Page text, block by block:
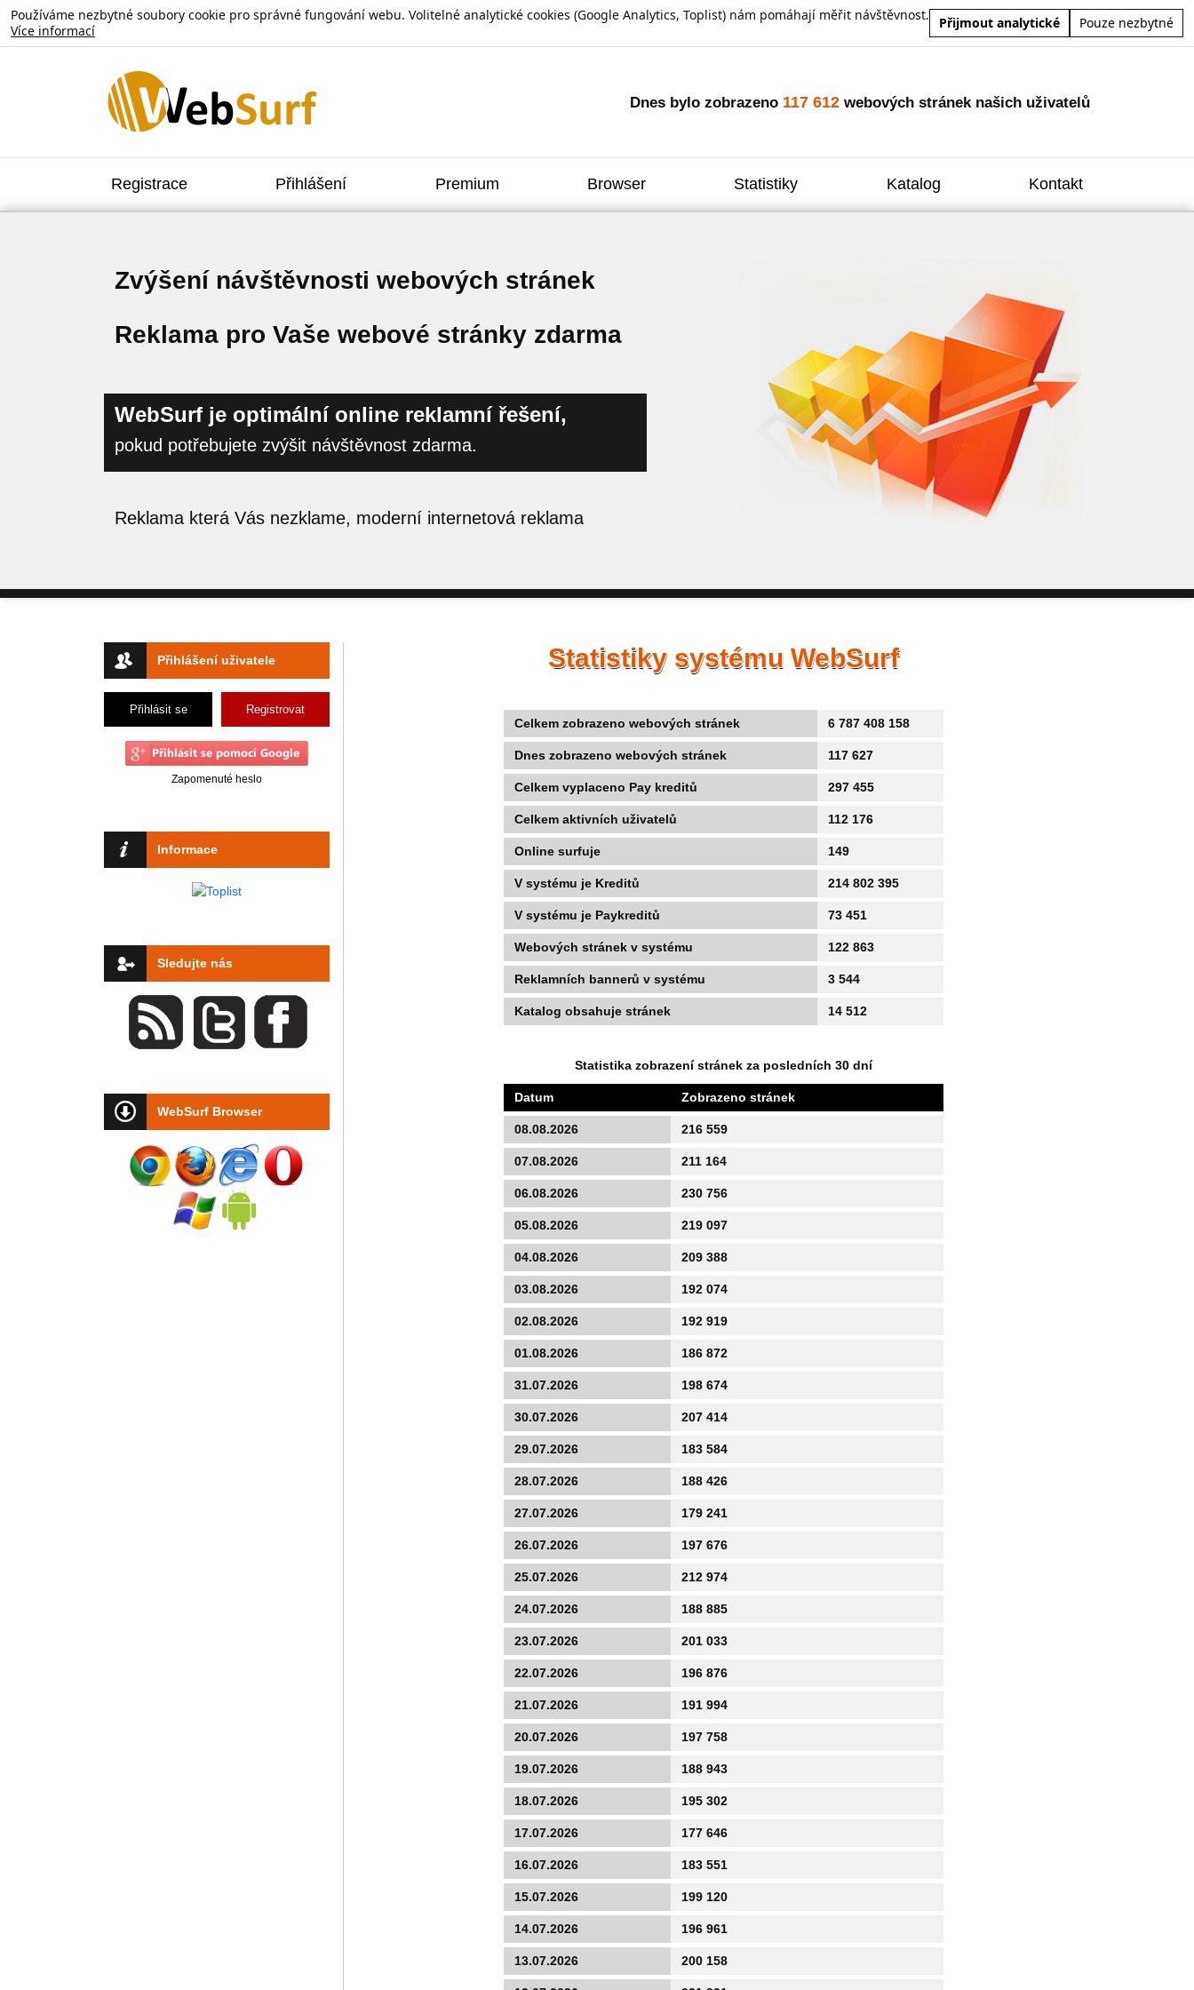
Používáme nezbytné soubory cookie pro správné fungování webu. Volitelné analytické cookies (Google Analytics, Toplist) nám pomáhají měřit návštěvnost.
Více informací
Přijmout analytické Pouze nezbytné
Dnes bylo zobrazeno 117 612 webových stránek našich uživatelů
Registrace Přihlášení Premium Browser Statistiky Katalog Kontakt
Zvýšení návštěvnosti webových stránek
Reklama pro Vaše webové stránky zdarma
WebSurf je optimální online reklamní řešení,
pokud potřebujete zvýšit návštěvnost zdarma.
Reklama která Vás nezklame, moderní internetová reklama
Přihlášení uživatele
Přihlásit se Registrovat
Zapomenuté heslo
Informace
Sledujte nás
WebSurf Browser
Statistiky systému WebSurf
Celkem zobrazeno webových stránek 6 787 408 158
Dnes zobrazeno webových stránek 117 627
Celkem vyplaceno Pay kreditů 297 455
Celkem aktivních uživatelů 112 176
Online surfuje 149
V systému je Kreditů 214 802 395
V systému je Paykreditů 73 451
Webových stránek v systému 122 863
Reklamních bannerů v systému 3 544
Katalog obsahuje stránek 14 512
Statistika zobrazení stránek za posledních 30 dní
Datum Zobrazeno stránek
08.08.2026 216 559
07.08.2026 211 164
06.08.2026 230 756
05.08.2026 219 097
04.08.2026 209 388
03.08.2026 192 074
02.08.2026 192 919
01.08.2026 186 872
31.07.2026 198 674
30.07.2026 207 414
29.07.2026 183 584
28.07.2026 188 426
27.07.2026 179 241
26.07.2026 197 676
25.07.2026 212 974
24.07.2026 188 885
23.07.2026 201 033
22.07.2026 196 876
21.07.2026 191 994
20.07.2026 197 758
19.07.2026 188 943
18.07.2026 195 302
17.07.2026 177 646
16.07.2026 183 551
15.07.2026 199 120
14.07.2026 196 961
13.07.2026 200 158